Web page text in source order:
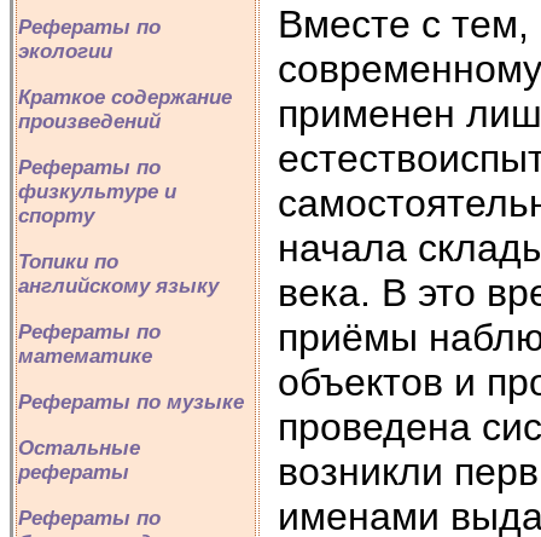
Рефераты по
экологии
Краткое содержание
произведений
Рефераты по
физкультуре и
спорту
Топики по
английскому языку
Рефераты по
математике
Рефераты по музыке
Остальные
рефераты
Рефераты по
Вместе с
применен
начала
века. В это
приёмы
объектов и
проведена
возникли
именами